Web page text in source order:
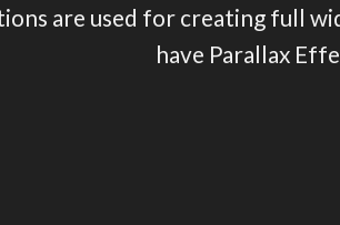
are used for creating full
have Parallax